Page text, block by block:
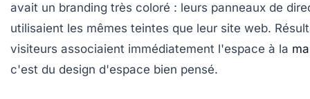
avait un branding très coloré : leurs panneaux de
utilisaient les mêmes teintes que leur site web.
visiteurs associaient immédiatement l'espace à la
c'est du design d'espace bien pensé.